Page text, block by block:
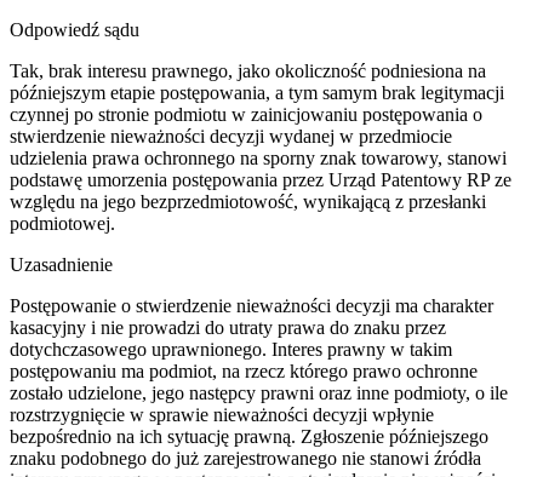
Odpowiedź sądu
Tak, brak interesu prawnego, jako okoliczność podniesiona na
późniejszym etapie postępowania, a tym samym brak legitymacji
czynnej po stronie podmiotu w zainicjowaniu postępowania o
stwierdzenie nieważności decyzji wydanej w przedmiocie
udzielenia prawa ochronnego na sporny znak towarowy, stanowi
podstawę umorzenia postępowania przez Urząd Patentowy RP ze
względu na jego bezprzedmiotowość, wynikającą z przesłanki
podmiotowej.
Uzasadnienie
Postępowanie o stwierdzenie nieważności decyzji ma charakter
kasacyjny i nie prowadzi do utraty prawa do znaku przez
dotychczasowego uprawnionego. Interes prawny w takim
postępowaniu ma podmiot, na rzecz którego prawo ochronne
zostało udzielone, jego następcy prawni oraz inne podmioty, o ile
rozstrzygnięcie w sprawie nieważności decyzji wpłynie
bezpośrednio na ich sytuację prawną. Zgłoszenie późniejszego
znaku podobnego do już zarejestrowanego nie stanowi źródła